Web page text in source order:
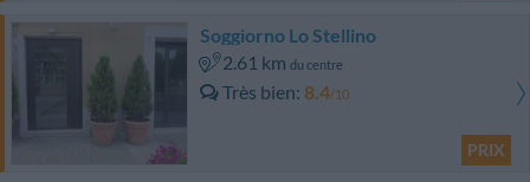
Soggiorno Lo Stellino
2.61 km du centre
Très bien 8.4/10
PRIX